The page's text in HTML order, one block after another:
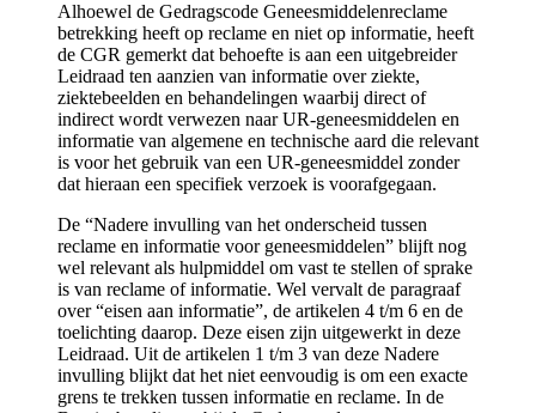
Alhoewel de Gedragscode Geneesmiddelenreclame
betrekking heeft op reclame en niet op informatie, heeft
de CGR gemerkt dat behoefte is aan een uitgebreider
Leidraad ten aanzien van informatie over ziekte,
ziektebeelden en behandelingen waarbij direct of
indirect wordt verwezen naar UR-geneesmiddelen en
informatie van algemene en technische aard die relevant
is voor het gebruik van een UR-geneesmiddel zonder
dat hieraan een specifiek verzoek is voorafgegaan.
De “Nadere invulling van het onderscheid tussen
reclame en informatie voor geneesmiddelen” blijft nog
wel relevant als hulpmiddel om vast te stellen of sprake
is van reclame of informatie. Wel vervalt de paragraaf
over “eisen aan informatie”, de artikelen 4 t/m 6 en de
toelichting daarop. Deze eisen zijn uitgewerkt in deze
Leidraad. Uit de artikelen 1 t/m 3 van deze Nadere
invulling blijkt dat het niet eenvoudig is om een exacte
grens te trekken tussen informatie en reclame. In de